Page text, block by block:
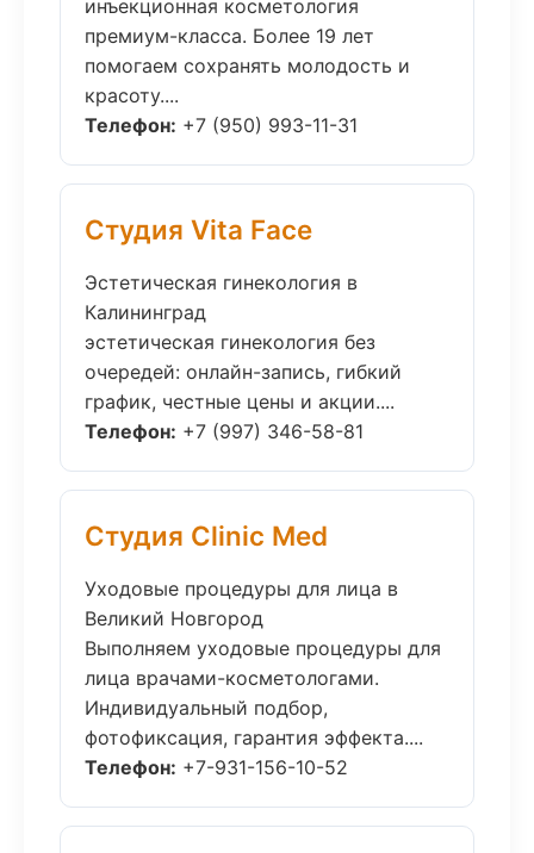
инъекционная косметология
премиум-класса. Более 19 лет
помогаем сохранять молодость и
красоту....
Телефон: +7 (950) 993-11-31
Студия Vita Face
Эстетическая гинекология в
Калининград
эстетическая гинекология без
очередей: онлайн-запись, гибкий
график, честные цены и акции....
Телефон: +7 (997) 346-58-81
Студия Clinic Med
Уходовые процедуры для лица в
Великий Новгород
Выполняем уходовые процедуры для
лица врачами-косметологами.
Индивидуальный подбор,
фотофиксация, гарантия эффекта....
Телефон: +7-931-156-10-52